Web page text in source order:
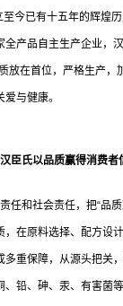
今已有十五年的辉煌
全产品自主生产企业，
放在首位，严格生产
与健康。
臣氏以品质赢得消费者
和社会责任，把“品质
，在原料选择、配方设
多重保障，从源头把关
、铅、砷、汞、有害菌